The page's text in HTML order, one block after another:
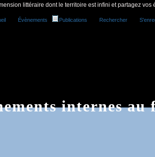
littéraire dont le territoire est infini et partagez vos
Évènements Publications Rechercher
internes au